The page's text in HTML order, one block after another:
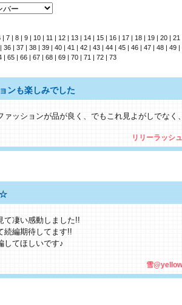
| 7 | 8 | 9 | 10 | 11 | 12 | 13 | 14 | 15 | 16 | 17 | 18 | 19 | 20 | 21
| 36 | 37 | 38 | 39 | 40 | 41 | 42 | 43 | 44 | 45 | 46 | 47 | 48 | 49 |
| 65 | 66 | 67 | 68 | 69 | 70 | 71 | 72 | 73
ンも楽しみでした
ァッションが品が良く、でもこれ見よがしでなく
リリーラッシュ
☆
て凄い感動しました!!
続編期待してます!!
してほしいです♪
雪@yellow